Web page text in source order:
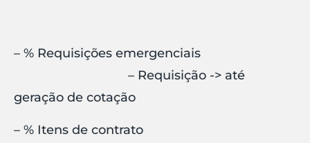
– % Requisições emergenciais
– Requisição -> até
geração de cotação
– % Itens de contrato